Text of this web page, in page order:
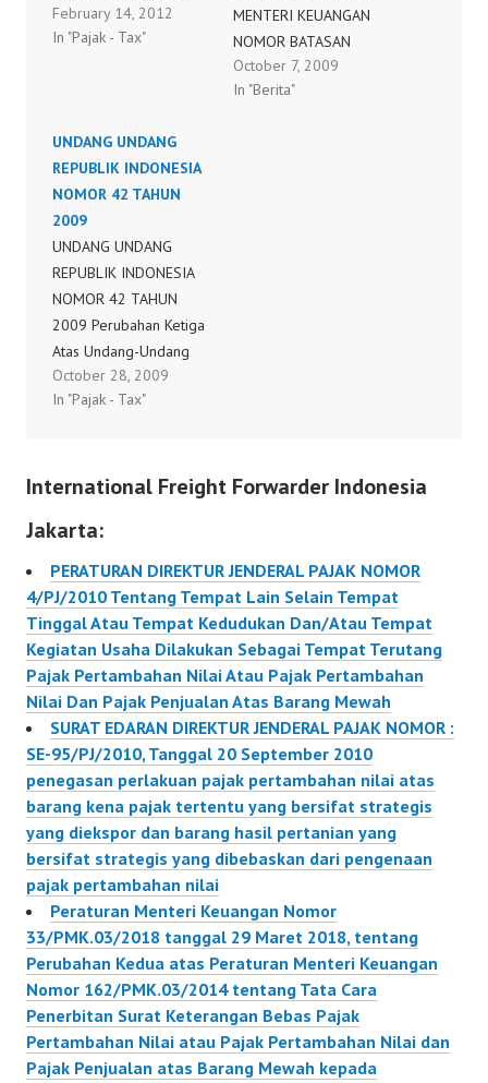
Pajak Penjualan Atas
Barang Mewah
Undang-undang Nomor
42 Tahun 2009 Tentang
Perubahan Ketiga Atas
Undang-undang Nomor
8 Tahun 1983 Tentang
Pajak Pertambahan Nilai
Barang Dan Jasa Dan
Pajak Penjualan…
February 14, 2012
In "Pajak - Tax"
MENTERI KEUANGAN
NOMOR BATASAN
RUMAH SEDERHANA,
RUMAH SANGAT
PERUMAHAN LAINNYA
DIBEBASKAN DARI
PENGENAAN PAJAK…
October 7, 2009
In "Berita"
UNDANG UNDANG
REPUBLIK INDONESIA
NOMOR 42 TAHUN
2009
UNDANG UNDANG
REPUBLIK INDONESIA
NOMOR 42 TAHUN
2009 Perubahan Ketiga
Atas Undang-Undang
Nomor 8 Tahun 1983
Tentang Pajak
Pajak Penjualan Atas
October 28, 2009
In "Pajak - Tax"
International Freight Forwarder Indonesia
Jakarta:
PERATURAN DIREKTUR JENDERAL PAJAK NOMOR
4/PJ/2010 Tentang Tempat Lain Selain Tempat
Tinggal Atau Tempat Kedudukan Dan/Atau Tempat
Kegiatan Usaha Dilakukan Sebagai Tempat Terutang
Pajak Pertambahan Nilai Atau Pajak Pertambahan
Nilai Dan Pajak Penjualan Atas Barang Mewah
SURAT EDARAN DIREKTUR JENDERAL PAJAK NOMOR :
SE-95/PJ/2010, Tanggal 20 September 2010
penegasan perlakuan pajak pertambahan nilai atas
barang kena pajak tertentu yang bersifat strategis
yang diekspor dan barang hasil pertanian yang
bersifat strategis yang dibebaskan dari pengenaan
pajak pertambahan nilai
Peraturan Menteri Keuangan Nomor
33/PMK.03/2018 tanggal 29 Maret 2018, tentang
Perubahan Kedua atas Peraturan Menteri Keuangan
Nomor 162/PMK.03/2014 tentang Tata Cara
Penerbitan Surat Keterangan Bebas Pajak
Pertambahan Nilai atau Pajak Pertambahan Nilai dan
Pajak Penjualan atas Barang Mewah kepada